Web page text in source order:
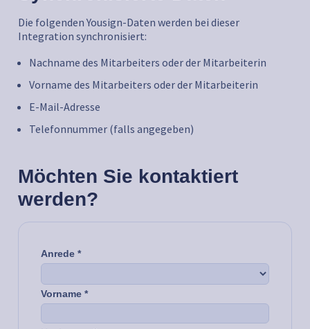
Die folgenden Yousign-Daten werden bei dieser
Integration synchronisiert:
Nachname des Mitarbeiters oder der Mitarbeiterin
Vorname des Mitarbeiters oder der Mitarbeiterin
E-Mail-Adresse
Telefonnummer (falls angegeben)
Möchten Sie kontaktiert
werden?